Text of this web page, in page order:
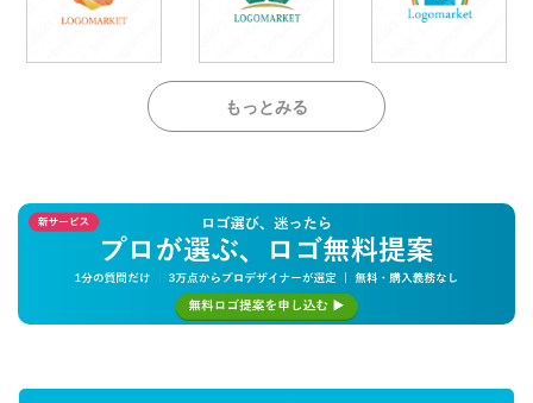
もっとみる